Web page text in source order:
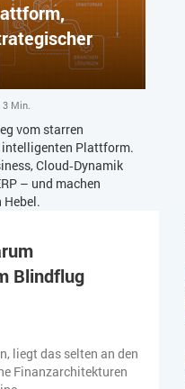
3 Min.
vom starren
Plattform.
Cloud‑Dynamik
– und machen
Blindflug
liegt das selten an den
Finanzarchitekturen